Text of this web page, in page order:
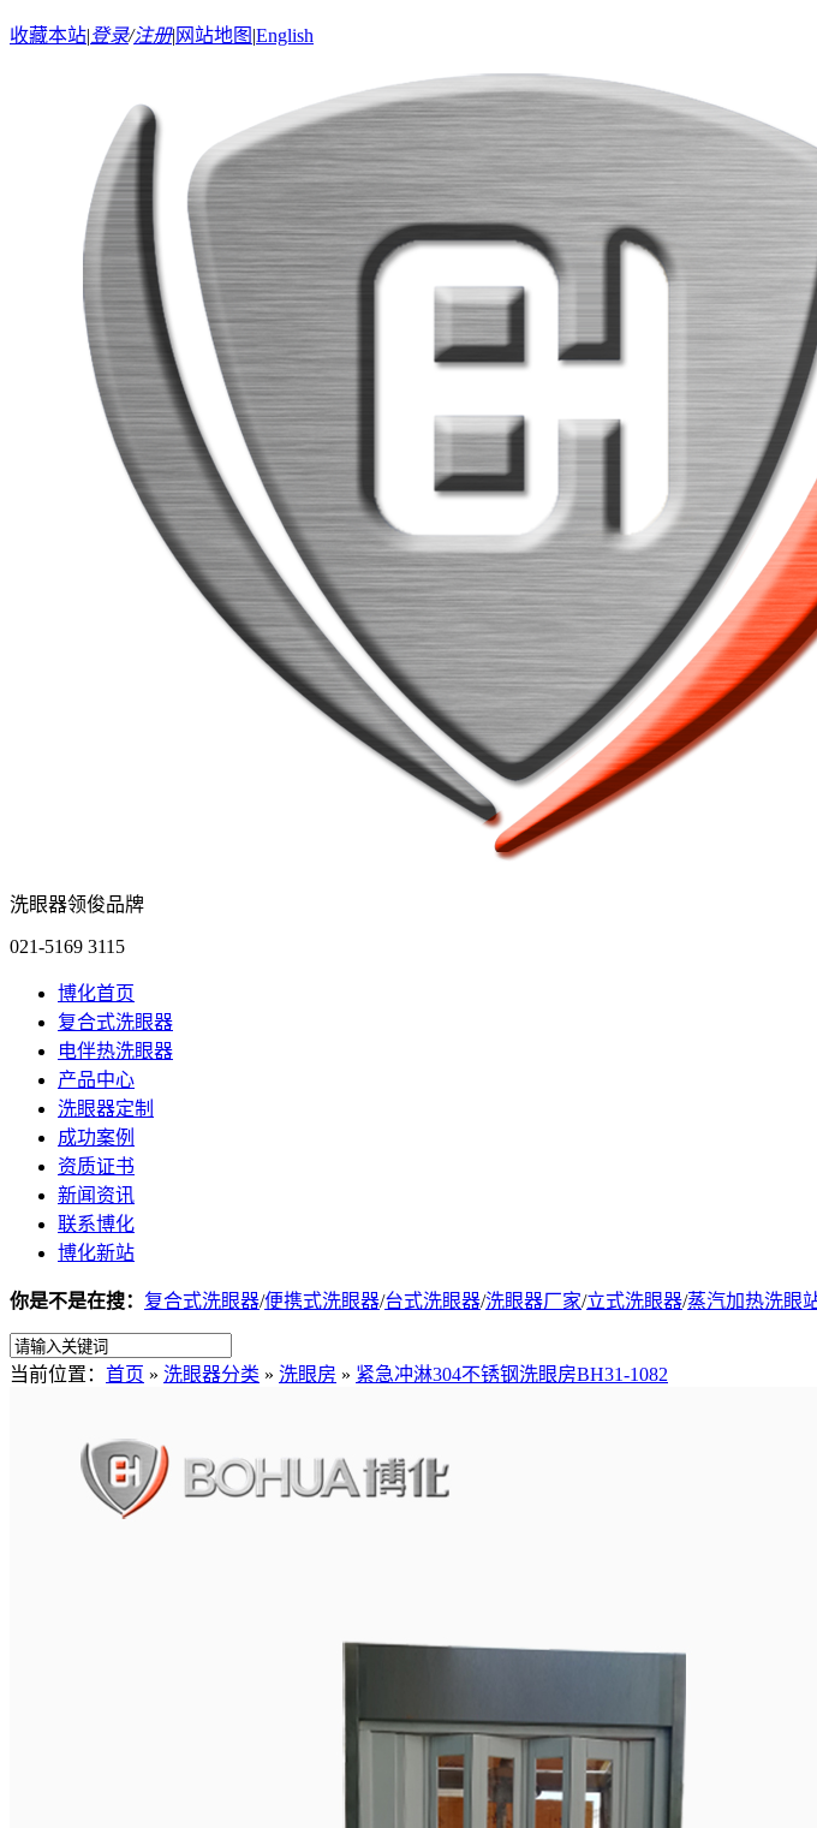
收藏本站|登录/注册| 网站地图 |English
洗眼器领俊品牌
021-5169 3115
博化首页
复合式洗眼器
电伴热洗眼器
产品中心
洗眼器定制
成功案例
资质证书
新闻资讯
联系博化
博化新站
你是不是在搜： 复合式洗眼器/便携式洗眼器/台式洗眼器/洗眼器厂家/立式洗眼器/蒸汽加热洗眼
当前位置： 首页 » 洗眼器分类 » 洗眼房 » 紧急冲淋304不锈钢洗眼房BH31-1082